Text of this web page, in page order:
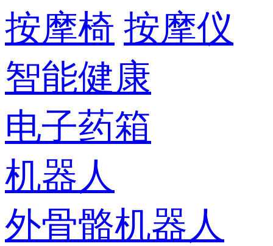
按摩椅 按摩仪
智能健康
电子药箱
机器人
外骨骼机器人